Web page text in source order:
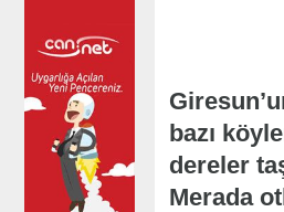
bazı
dereler
Merada